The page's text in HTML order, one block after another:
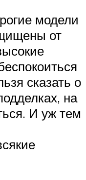
модели
от
сказать о
на
И уж тем